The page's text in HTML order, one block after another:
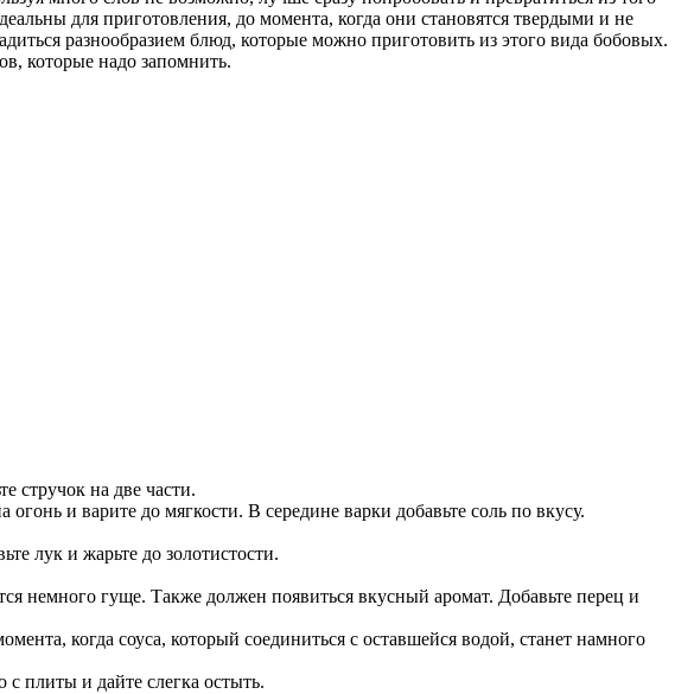
для приготовления, до момента, когда они становятся твердыми и не
разнообразием блюд, которые можно приготовить из этого вида бобовых.
которые надо запомнить.
стручок на две части.
и варите до мягкости. В середине варки добавьте соль по вкусу.
лук и жарьте до золотистости.
немного гуще. Также должен появиться вкусный аромат. Добавьте перец и
когда соуса, который соединиться с оставшейся водой, станет намного
с плиты и дайте слегка остыть.